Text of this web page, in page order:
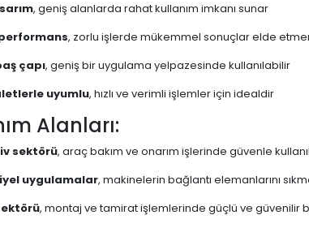
, geniş alanlarda rahat kullanım imkanı sunar
, zorlu işlerde mükemmel sonuçlar elde
çapı, geniş bir uygulama yelpazesinde kullanılabilir
uyumlu, hızlı ve verimli işlemler için idealdir
Alanları:
sektörü, araç bakım ve onarım işlerinde güvenle
uygulamalar, makinelerin bağlantı elemanlarını
, montaj ve tamirat işlemlerinde güçlü ve güvenilir